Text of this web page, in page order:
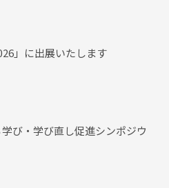
」に出展いたします
び・学び直し促進シンポジウ